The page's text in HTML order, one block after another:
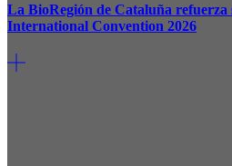
La BioRegión de Cataluña refuerza
International Convention 2026